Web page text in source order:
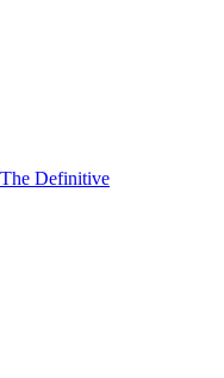
Definitive